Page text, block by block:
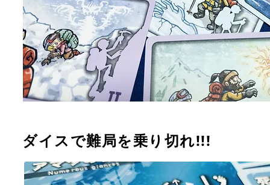
ダイスで難局を乗り切れ!!!